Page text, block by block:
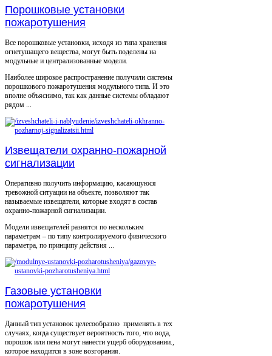
Порошковые установки
пожаротушения
Все порошковые установки, исходя из типа хранения
огнетушащего вещества, могут быть поделены на
модульные и централизованные модели.
Наиболее широкое распространение получили системы
порошкового пожаротушения модульного типа. И это
вполне объяснимо, так как данные системы обладают
рядом ...
Извещатели охранно-пожарной
сигнализации
Оперативно получить информацию, касающуюся
тревожной ситуации на объекте, позволяют так
называемые извещатели, которые входят в состав
охранно-пожарной сигнализации.
Модели извещателей разнятся по нескольким
параметрам – по типу контролируемого физического
параметра, по принципу действия ...
Газовые установки
пожаротушения
Данный тип установок целесообразно применять в тех
случаях, когда существует вероятность того, что вода,
порошок или пена могут нанести ущерб оборудовании.,
которое находится в зоне возгорания.